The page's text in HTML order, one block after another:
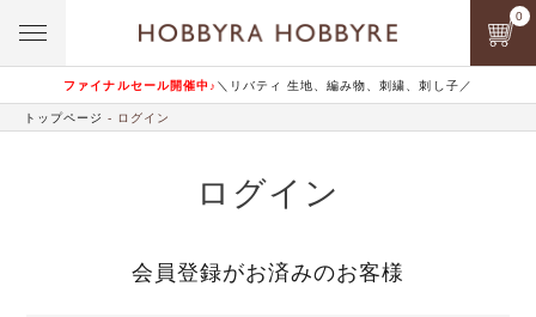
ファイナルセール開催中♪ ＼リバティ 生地、編み物、刺繍、刺し子／
0
トップページ ログイン
ログイン
会員登録がお済みのお客様